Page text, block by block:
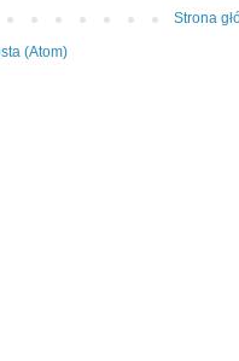
Strona
(Atom)